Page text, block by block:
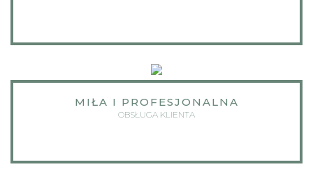
MIŁA I PROFESJONALNA
OBSŁUGA KLIENTA